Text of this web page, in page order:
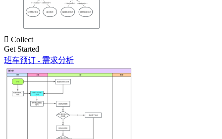
 Collect
Get Started
班车预订 - 需求分析